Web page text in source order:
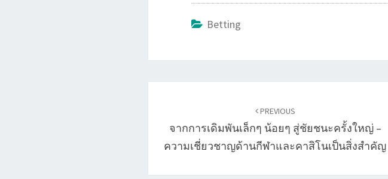
Betting
PREVIOUS
จากการเดิมพันเล็กๆ น้อยๆ สู่ชัยชนะครั้งใหญ่ –
ความเชี่ยวชาญด้านกีฬาและคาสิโนเป็นสิ่งสำคัญ